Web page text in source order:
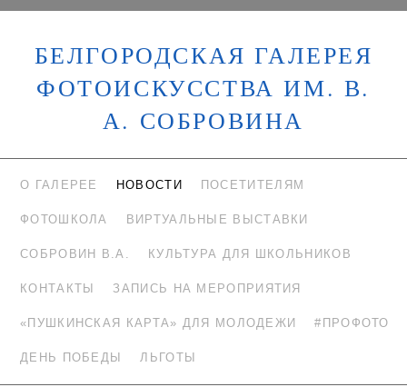
БЕЛГОРОДСКАЯ ГАЛЕРЕЯ
ФОТОИСКУССТВА ИМ. В.
А. СОБРОВИНА
О ГАЛЕРЕЕ НОВОСТИ ПОСЕТИТЕЛЯМ
ФОТОШКОЛА ВИРТУАЛЬНЫЕ ВЫСТАВКИ
СОБРОВИН В.А. КУЛЬТУРА ДЛЯ ШКОЛЬНИКОВ
КОНТАКТЫ ЗАПИСЬ НА МЕРОПРИЯТИЯ
«ПУШКИНСКАЯ КАРТА» ДЛЯ МОЛОДЕЖИ #ПРОФОТО
ДЕНЬ ПОБЕДЫ ЛЬГОТЫ